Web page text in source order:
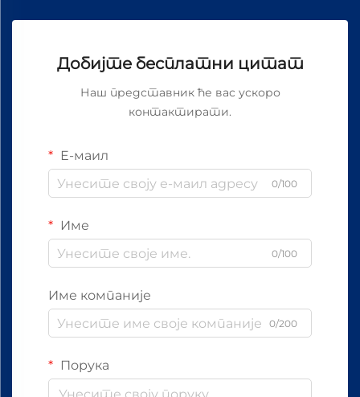
Добијте бесплатни цитат
Наш представник ће вас ускоро
контактирати.
Е-маил
0/100
Име
0/100
Име компаније
0/200
Порука